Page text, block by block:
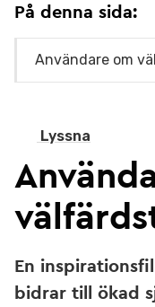
Lyssna
En
bidrar till ökad
På denna sida:
Användare om